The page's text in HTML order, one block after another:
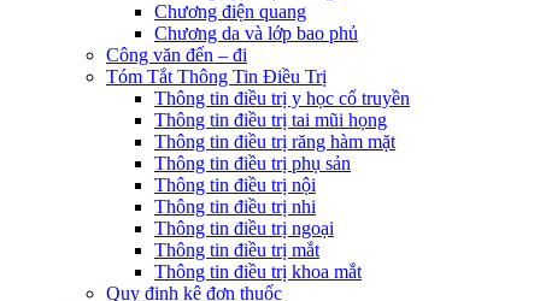
Chương điện quang
Chương da và lớp bao phủ
Công văn đến – đi
Tóm Tắt Thông Tin Điều Trị
Thông tin điều trị y học cổ truyền
Thông tin điều trị tai mũi họng
Thông tin điều trị răng hàm mặt
Thông tin điều trị phụ sản
Thông tin điều trị nội
Thông tin điều trị nhi
Thông tin điều trị ngoại
Thông tin điều trị mắt
Thông tin điều trị khoa mắt
Quy định kê đơn thuốc